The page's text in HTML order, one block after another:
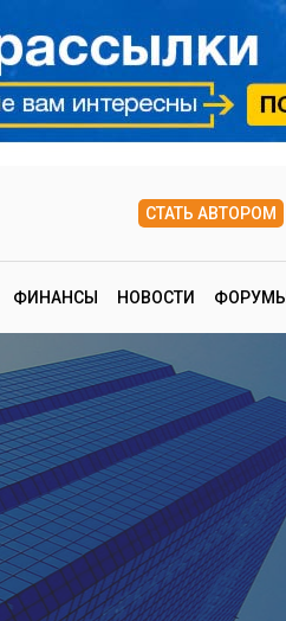
СТАТЬ АВТОРОМ
ФИНАНСЫ НОВОСТИ ФОРУМЫ